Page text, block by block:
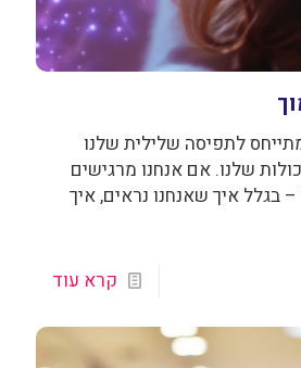
לתפיסה שלילית שלנו
שלנו. אם אנחנו מרגישים
בגלל איך שאנחנו נראים, איך
קרא עוד